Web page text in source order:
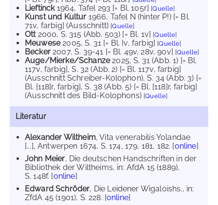
Lieftinck1964, Tafel 293 [= Bl. 105r] [Quelle]
Kunst und Kultur 1966, Tafel N (hinter P!) [= Bl.
71v, farbig] (Ausschnitt) [Quelle]
Ott2000, S. 315 (Abb. 503) [= Bl. 1v] [Quelle]
Meuwese2005, S. 31 [= Bl. Iv, farbig] [Quelle]
Becker2007, S. 39-41 [= Bl. 49v, 28v, 90v] [Quelle]
Auge/Mierke/Schanze2025, S. 31 (Abb. 1) [= Bl.
117v, farbig], S. 32 (Abb. 2) [= Bl. 117v, farbig]
(Ausschnitt Schreiber-Kolophon), S. 34 (Abb. 3) [=
Bl. [118]r, farbig], S. 38 (Abb. 5) [= Bl. [118]r, farbig]
(Ausschnitt des Bild-Kolophons) [Quelle]
Literatur
Alexander Wiltheim, Vita venerabilis Yolandae
[...], Antwerpen 1674, S. 174, 179, 181, 182. [online]
John Meier, Die deutschen Handschriften in der
Bibliothek der Wiltheims, in: AfdA 15 (1889),
S. 148f. [online]
Edward Schröder, Die Leidener Wigaloishs., in:
ZfdA 45 (1901), S. 228. [online]